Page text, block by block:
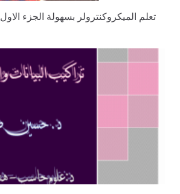
تعلم الميكروكنترولر بسهولة الجزء الاول